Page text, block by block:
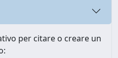
per citare o creare un